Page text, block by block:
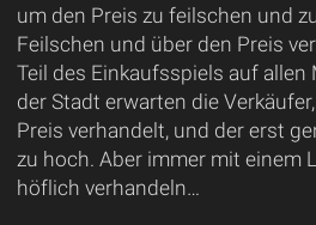
um den Preis zu feilschen und
Feilschen und über den Preis
Teil des Einkaufsspiels auf allen
der Stadt erwarten die
Preis verhandelt, und der erst
zu hoch. Aber immer mit einem
höflich verhandeln…